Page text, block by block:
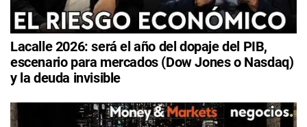
Lacalle 2026: será el año del dopaje del PIB,
escenario para mercados (Dow Jones o Nasdaq)
y la deuda invisible